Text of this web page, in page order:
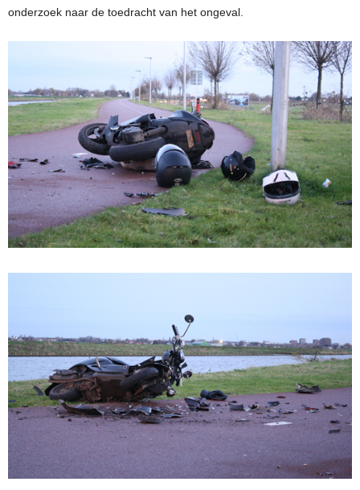
onderzoek naar de toedracht van het ongeval.